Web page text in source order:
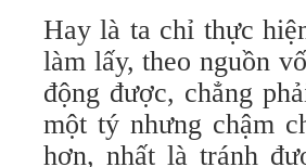
Hay là ta chỉ thực
làm lấy, theo nguồn
động được, chẳng
một tý nhưng chậm
hơn, nhất là tránh